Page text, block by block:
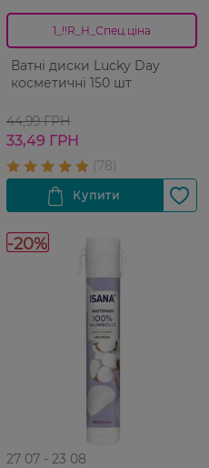
1_!!R_H_Спец.ціна
Ватні диски Lucky Day
косметичні 150 шт
44,99 ГРН
33,49 ГРН
-20%
27 07 - 23 08